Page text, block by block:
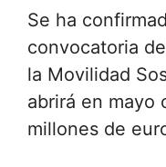
Se ha
convocatoria
la Movilidad
abrirá en mayo
millones de